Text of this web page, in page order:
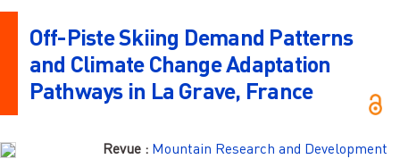
Off-Piste Skiing Demand Patterns
and Climate Change Adaptation
Pathways in La Grave, France
Revue : Mountain Research and Development